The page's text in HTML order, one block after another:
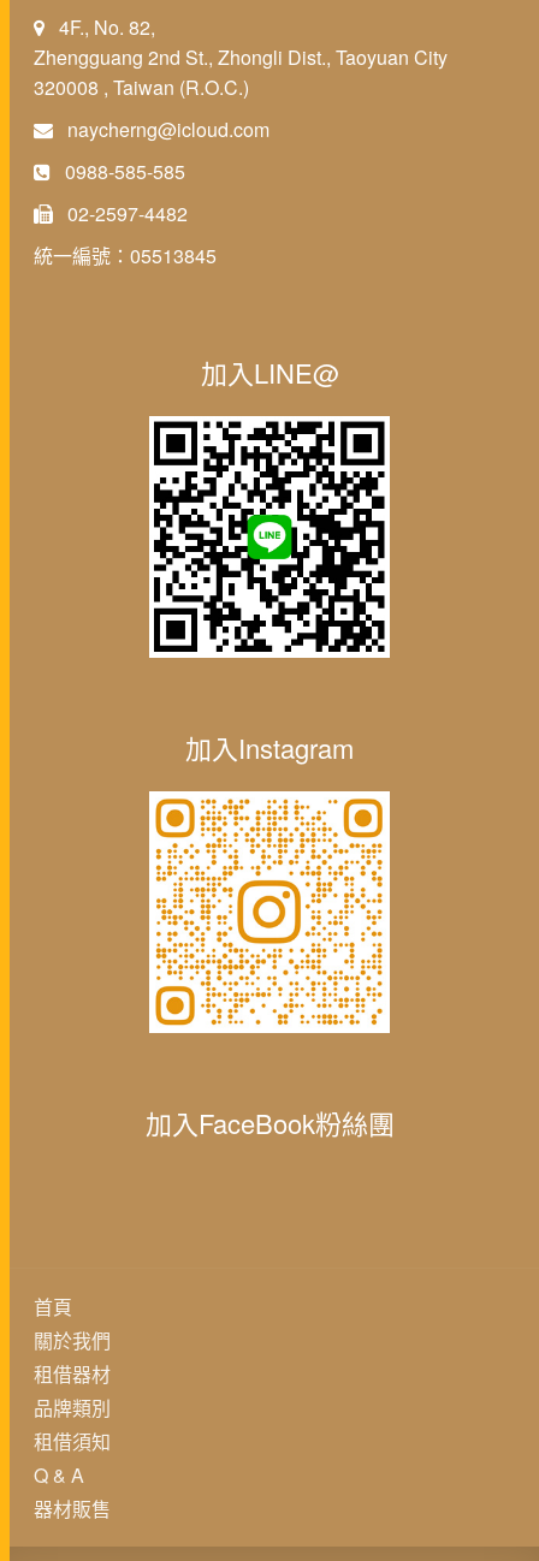
4F., No. 82,
Zhengguang 2nd St., Zhongli Dist., Taoyuan City
320008 , Taiwan (R.O.C.)
naycherng@icloud.com
0988-585-585
02-2597-4482
統一編號：05513845
加入LINE@
加入Instagram
加入FaceBook粉絲團
首頁
關於我們
租借器材
品牌類別
租借須知
Q & A
器材販售